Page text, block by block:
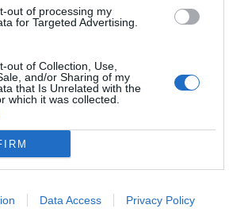
out of processing my
for Targeted Advertising.
out of Collection, Use,
and/or Sharing of my
that Is Unrelated with the
which it was collected.
Data Access Privacy Policy
La farmacia, un apoyo esencial en
NOTICIAS Y NOVEDADES
para titulares de farmacia: claves
para decidir con criterio
NOTICIAS Y NOVEDADES Redacción 30/07/2026